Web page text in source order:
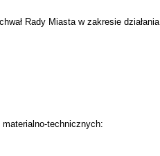
Rady Miasta w zakresie działania
technicznych: